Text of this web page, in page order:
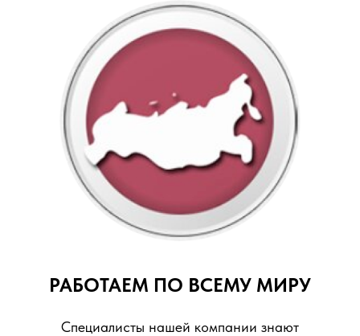
РАБОТАЕМ ПО ВСЕМУ МИРУ
Специалисты нашей компании знают